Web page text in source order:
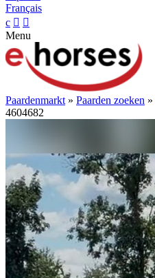
Français
c  
Menu
Paardenmarkt » Paarden zoeken »
4604682